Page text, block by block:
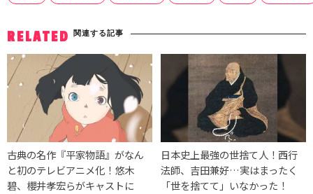
RELATED 関連する記事
古典の名作『平家物語』がなん
と初のテレビアニメ化！悠木
碧、櫻井孝宏らがキャストに
日本史上最強の世捨て人！西行
法師、吉田兼好…実はまったく
「世を捨てて」いなかった！